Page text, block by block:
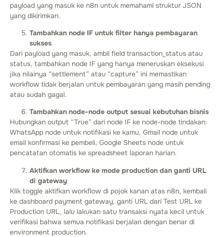
payload yang masuk ke n8n untuk memahami struktur JSON
yang dikirimkan.
Tambahkan node IF untuk filter hanya pembayaran
sukses
Dari payload yang masuk, ambil field transaction_status atau
status, tambahkan node IF yang hanya meneruskan eksekusi
jika nilainya “settlement” atau “capture” ini memastikan
workflow tidak berjalan untuk pembayaran yang masih pending
atau sudah gagal.
Tambahkan node-node output sesuai kebutuhan bisnis
Hubungkan output “True” dari node IF ke node-node tindakan:
WhatsApp node untuk notifikasi ke kamu, Gmail node untuk
email konfirmasi ke pembeli, Google Sheets node untuk
pencatatan otomatis ke spreadsheet laporan harian.
Aktifkan workflow ke mode production dan ganti URL
di gateway
Klik toggle aktifkan workflow di pojok kanan atas n8n, kembali
ke dashboard payment gateway, ganti URL dari Test URL ke
Production URL, lalu lakukan satu transaksi nyata kecil untuk
verifikasi bahwa semua notifikasi berjalan dengan benar di
environment production.